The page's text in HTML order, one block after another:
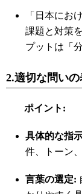
「日本にお
課題と対策
プットは「
2.適切な問いの
ポイント :
具体的な指
件、トーン
言葉の選定: